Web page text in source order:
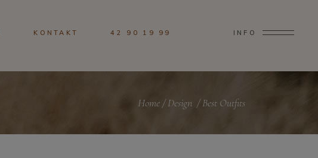
KONTAKT 42 90 19 99 INFO
Home/Design /Best Outfits